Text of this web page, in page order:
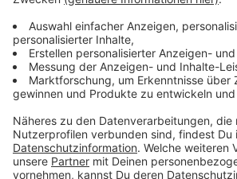
mein neues Album "XXV"
meiner Lieblingssongs der letzten
Jeder Track hat seinen besonderen
Herzen und es war wirklich aufregend,
Metropole Orkest noch einmal
es kaum erwarten, dass ihr alle das
könnt." Hier könnt ihr es euch in voller
Anzeige